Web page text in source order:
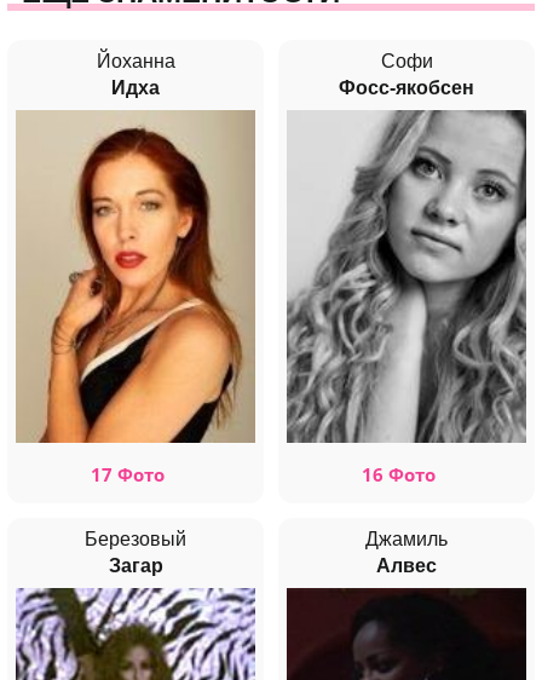
Йоханна
Идха
17 Фото
Софи
Фосс-якобсен
16 Фото
Березовый
Загар
Джамиль
Алвес